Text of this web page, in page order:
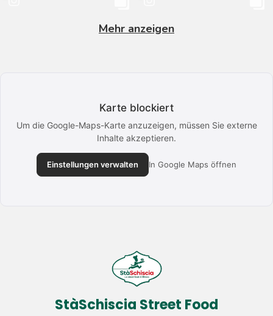
Mehr anzeigen
Karte blockiert
Um die Google-Maps-Karte anzuzeigen, müssen Sie externe
Inhalte akzeptieren.
Einstellungen verwalten In Google Maps öffnen
StàSchiscia Street Food